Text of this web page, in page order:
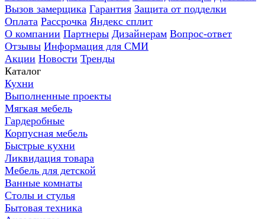
Вызов замерщика Гарантия Защита от подделки
Оплата Рассрочка Яндекс сплит
О компании Партнеры Дизайнерам Вопрос-ответ
Отзывы Информация для СМИ
Акции Новости Тренды
Каталог
Кухни
Выполненные проекты
Мягкая мебель
Гардеробные
Корпусная мебель
Быстрые кухни
Ликвидация товара
Мебель для детской
Ванные комнаты
Столы и стулья
Бытовая техника